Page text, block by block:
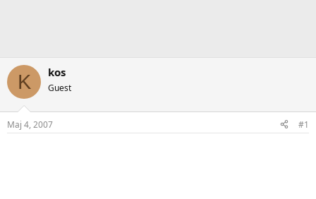
K kos
Guest
Maj 4, 2007 #1